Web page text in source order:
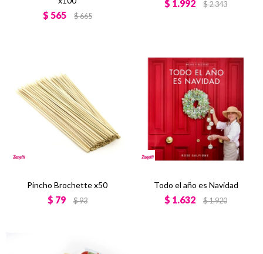
$ 565 $665
$ 1.992 $2.343
Pincho Brochette x50
$ 79 $93
Todo el año es Navidad
$ 1.632 $1.920